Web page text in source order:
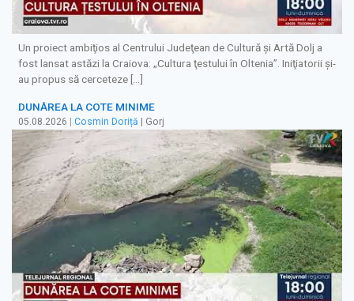
Un proiect ambiţios al Centrului Judeţean de Cultură şi Artă Dolj a
fost lansat astăzi la Craiova: „Cultura ţestului în Oltenia”. Iniţiatorii şi-
au propus să cerceteze […]
DUNĂREA LA COTE MINIME
05.08.2026 | Cosmin Doriță | Gorj